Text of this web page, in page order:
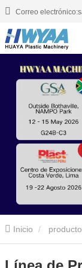
Correo
Inicio
de riego por goteo